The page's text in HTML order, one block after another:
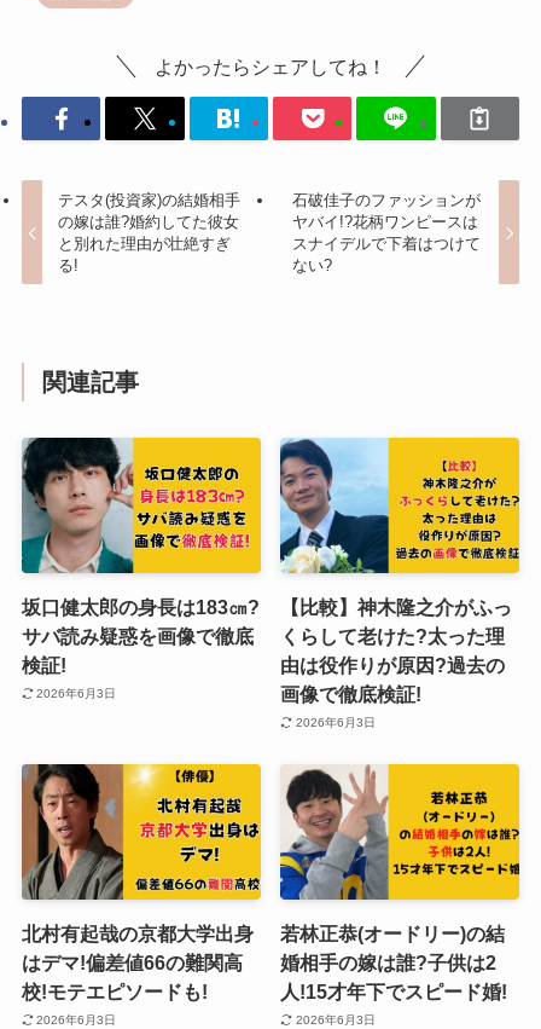
よかったらシェアしてね！
テスタ(投資家)の結婚相手
の嫁は誰?婚約してた彼女
と別れた理由が壮絶すぎ
る!
石破佳子のファッションが
ヤバイ!?花柄ワンピースは
スナイデルで下着はつけて
ない?
関連記事
坂口健太郎の身長は183㎝?
サバ読み疑惑を画像で徹底
検証!
2026年6月3日
【比較】神木隆之介がふっ
くらして老けた?太った理
由は役作りが原因?過去の
画像で徹底検証!
2026年6月3日
北村有起哉の京都大学出身
はデマ!偏差値66の難関高
校!モテエピソードも!
2026年6月3日
若林正恭(オードリー)の結
婚相手の嫁は誰?子供は2
人!15才年下でスピード婚!
2026年6月3日